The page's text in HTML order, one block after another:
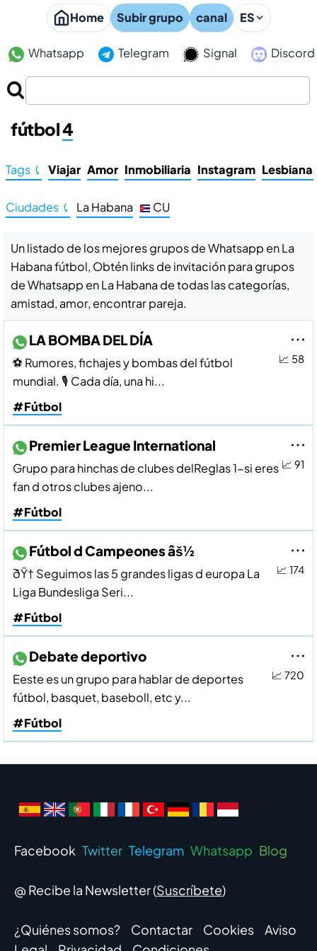
Home Subir grupo canal ES
Whatsapp Telegram Signal Discord
Grupos de Whatsapp en La Habana
fútbol4
Tags ⤹ Viajar Amor Inmobiliaria Instagram
Ciudades ⤹ La Habana CU
Un listado de los mejores grupos de Whatsapp en La
Habana fútbol, Obtén links de invitación para grupos
de Whatsapp en La Habana de todas las categorías,
amistad, amor, encontrar pareja.
📈 58
LA BOMBA DEL DÍA
⚽ Rumores, fichajes y bombas del fútbol
mundial. 🎙 Cada día, una hi...
#Fútbol
📈 91
Premier League International
Grupo para hinchas de clubes delReglas 1-si eres
fan d otros clubes ajeno...
#Fútbol
📈 174
Fútbol d Campeones âš½
ðŸ† Seguimos las 5 grandes ligas d europa La
Liga Bundesliga Seri...
#Fútbol
📈 720
Debate deportivo
Eeste es un grupo para hablar de deportes
fútbol, basquet, baseboll, etc y...
#Fútbol
Facebook Twitter Telegram Whatsapp Blog
@ Recibe la Newsletter (Suscríbete)
¿Quiénes somos? Contactar Cookies
Aviso